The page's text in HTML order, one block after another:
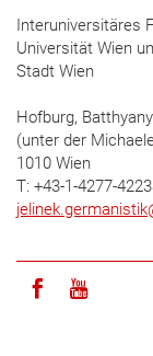
Interuniversitäres
Universität Wien
Stadt Wien
Hofburg,
(unter der
1010 Wien
T: +43-1-4277-
jelinek.germanistik
IconIcon